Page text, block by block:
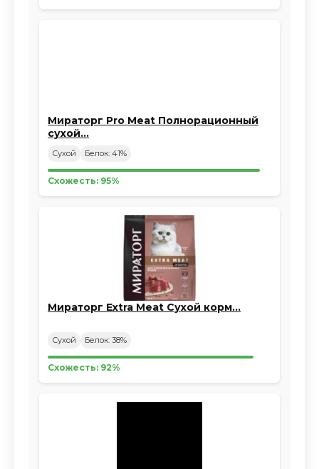
Мираторг Pro Meat Полнорационный
сухой…
Сухой Белок: 41%
Схожесть: 95%
Мираторг Extra Meat Сухой корм…
Сухой Белок: 38%
Схожесть: 92%